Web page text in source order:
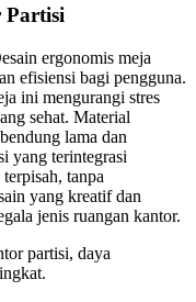
Partisi
ergonomis meja
efisiensi bagi pengguna.
ini mengurangi stres
sehat. Material
lama dan
yang terintegrasi
tanpa
yang kreatif dan
jenis ruangan kantor.
partisi, daya